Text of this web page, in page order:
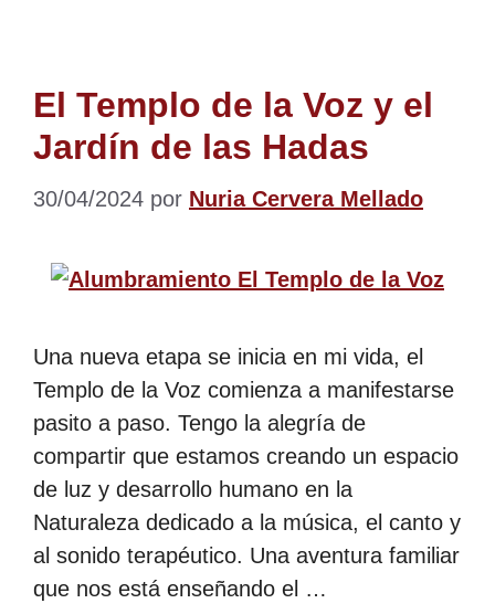
El Templo de la Voz y el
Jardín de las Hadas
30/04/2024 por Nuria Cervera Mellado
Una nueva etapa se inicia en mi vida, el
Templo de la Voz comienza a manifestarse
pasito a paso. Tengo la alegría de
compartir que estamos creando un espacio
de luz y desarrollo humano en la
Naturaleza dedicado a la música, el canto y
al sonido terapéutico. Una aventura familiar
que nos está enseñando el …